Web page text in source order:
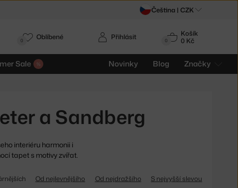
0
Košík
0 Kč
Sale Novinky Blog Značky
Přihlásit
0 Oblíbené
a Sandberg
interiéru harmonii i
tapet s motivy zvířat.
Od nejlevnějšího Od nejdražšího S nejvyšší slevou
Čeština | CZK